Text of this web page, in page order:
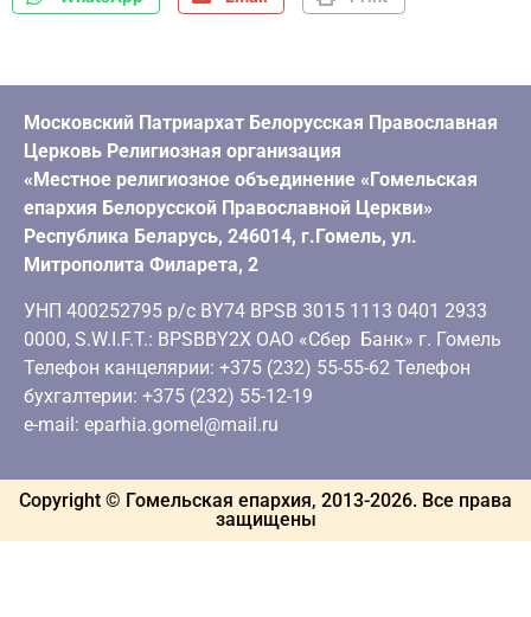
Московский Патриархат Белорусская Православная
Церковь Религиозная организация
«Местное религиозное объединение «Гомельская
епархия Белорусской Православной Церкви»
Республика Беларусь, 246014, г.Гомель, ул.
Митрополита Филарета, 2
УНП 400252795 р/с BY74 BPSB 3015 1113 0401 2933
0000, S.W.I.F.T.: BPSBBY2X ОАО «Сбер Банк» г. Гомель
Телефон канцелярии: +375 (232) 55-55-62 Телефон
бухгалтерии: +375 (232) 55-12-19
e-mail: eparhia.gomel@mail.ru
Copyright © Гомельская епархия, 2013-2026. Все права
защищены